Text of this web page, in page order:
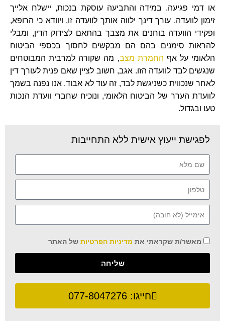
או דמי פגיעה. במידה והתביעה עוסקת בנכות, יישלח אלייך
זימון לוועדה. עורך דינך ילווה אותך לוועדה זו, ויוודא כי הרופא,
ופקידי הוועדה בוחנים את מצבך בהתאם לצידוק הדין, ומבלי
להראות סימנים בהם הם מבקשים לחסוך בכספי הביטוח
הלאומי על אף החמרת מצב, מה שקורה למרבית המבוטחים
שנגשים לבד לוועדה הזו. אגב, חשוב לציין שאם פנית לעורך דין
לאחר שנכווית כשניגשת לבד, זה עוד לא אבוד. אנו נפנה בשמך
לוועדת הערר של הביטוח הלאומי, ונוכיח שחברי וועדת הנכות
טעו ובגדול.
לפגישת ייעוץ אישית ללא התחייבות
מאשר/ת שקראתי את מדיניות הפרטיות של האתר
שליחה
חייגו:077-8047276